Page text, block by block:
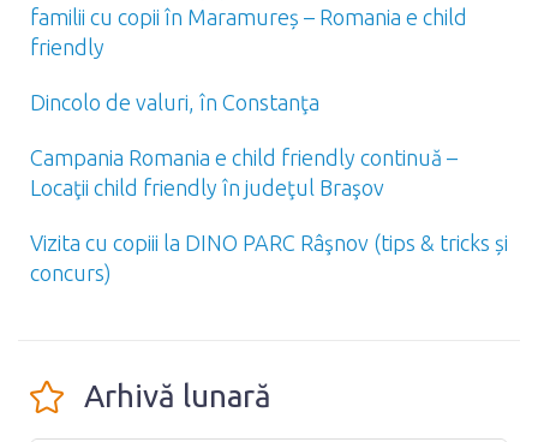
familii cu copii în Maramureș – Romania e child
friendly
Dincolo de valuri, în Constanţa
Campania Romania e child friendly continuă –
Locaţii child friendly în judeţul Braşov
Vizita cu copiii la DINO PARC Râşnov (tips & tricks și
concurs)
Arhivă lunară